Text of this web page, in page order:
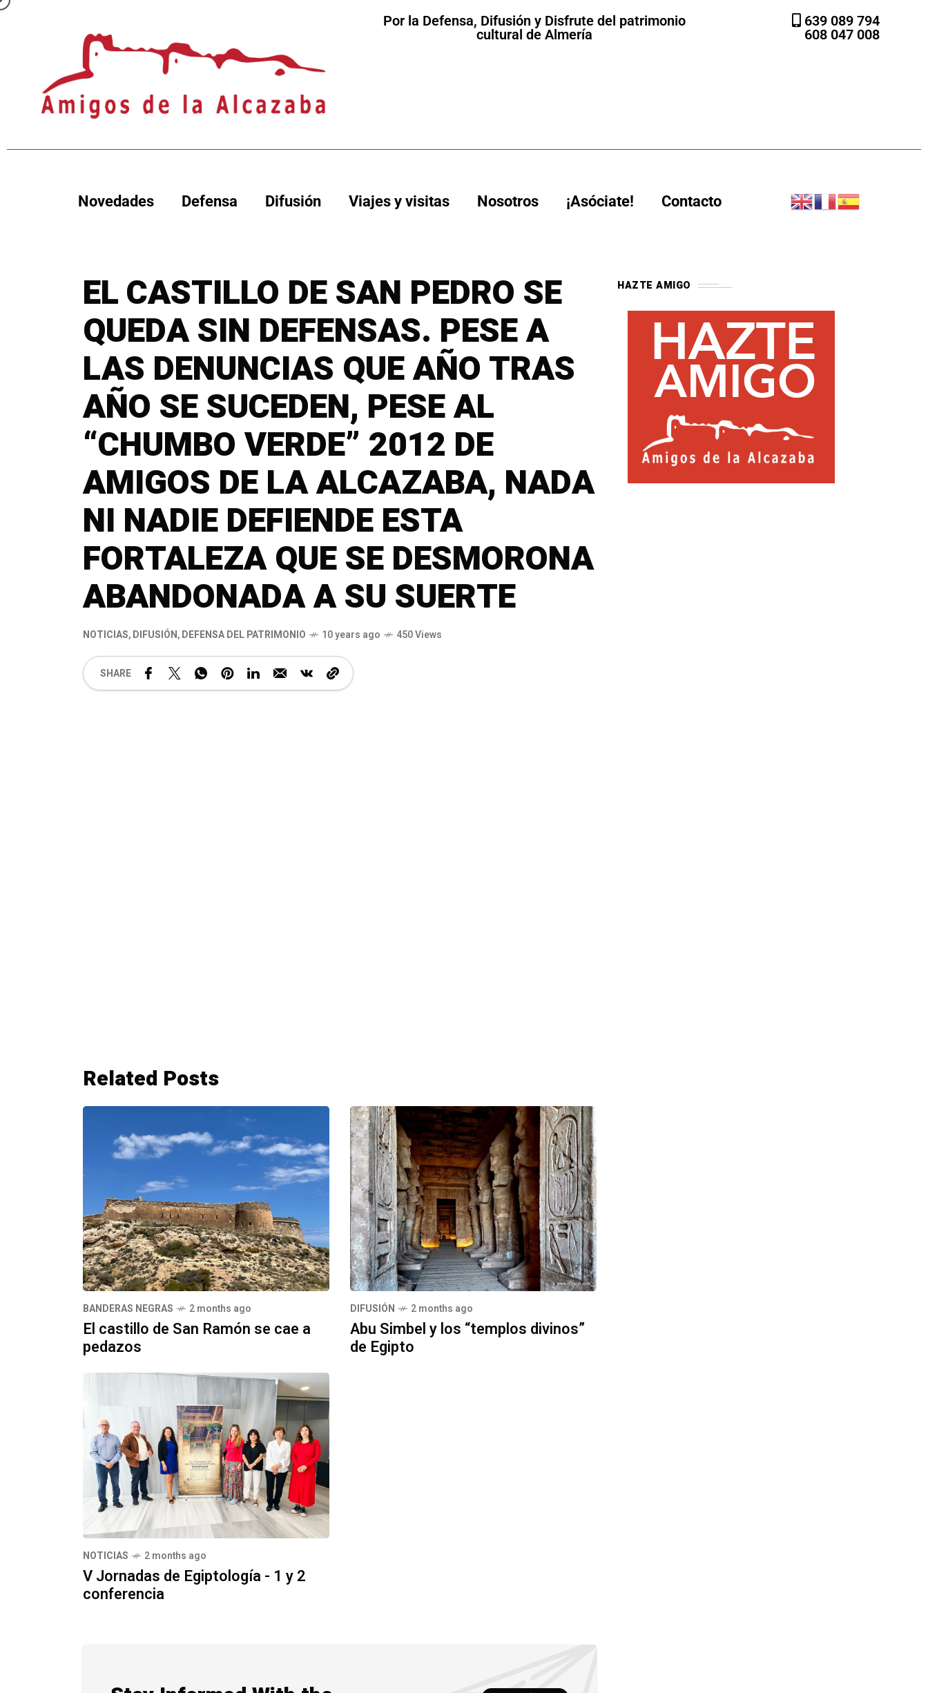
Por la Defensa, Difusión y Disfrute del patrimonio
cultural de Almería
639 089 794
608 047 008
Novedades Defensa Difusión Viajes y visitas Nosotros ¡Asóciate! Contacto
EL CASTILLO DE SAN PEDRO SE
QUEDA SIN DEFENSAS. PESE A
LAS DENUNCIAS QUE AÑO TRAS
AÑO SE SUCEDEN, PESE AL
“CHUMBO VERDE” 2012 DE
AMIGOS DE LA ALCAZABA, NADA
NI NADIE DEFIENDE ESTA
FORTALEZA QUE SE DESMORONA
ABANDONADA A SU SUERTE
NOTICIAS,DIFUSIÓN,DEFENSA DEL PATRIMONIO 10 years ago 450 Views
SHARE
Related Posts
BANDERAS NEGRAS 2 months ago
El castillo de San Ramón se cae a
pedazos
DIFUSIÓN 2 months ago
Abu Simbel y los “templos divinos”
de Egipto
NOTICIAS 2 months ago
V Jornadas de Egiptología - 1 y 2
conferencia
HAZTE AMIGO